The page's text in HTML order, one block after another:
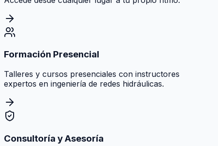
Formación Presencial
Talleres y cursos presenciales con instructores
expertos en ingeniería de redes hidráulicas.
Consultoría y Asesoría